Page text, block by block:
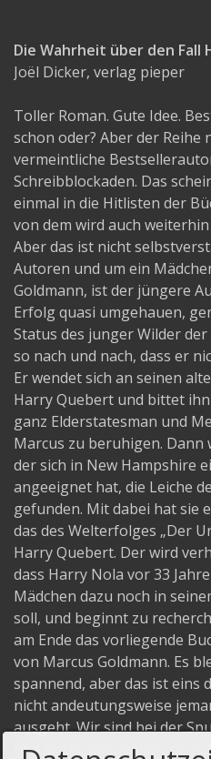
Die Wahrheit über den Fall
Joël Dicker, verlag pieper
Toller Roman. Gute Idee.
schon oder? Aber der Reihe
vermeintliche
Schreibblockaden. Das
einmal in die Hitlisten der
von dem wird auch
Aber das ist nicht
Autoren und um ein
Goldmann, ist der jüngere
Erfolg quasi umgehauen,
Status des junger Wilder
so nach und nach, dass er
Er wendet sich an seinen
Harry Quebert und bittet
ganz Elderstatesman und
Marcus zu beruhigen. Dann
der sich in New Hampshire
angeeignet hat, die Leiche
gefunden. Mit dabei hat sie
das des Welterfolges „Der
Harry Quebert. Der wird
dass Harry Nola vor 33
Mädchen dazu noch in
soll, und beginnt zu
am Ende das vorliegende
von Marcus Goldmann. Es
spannend, aber das ist eins
nicht andeutungsweise
ausgeht. Wir sind bei der
und es tauchen immer